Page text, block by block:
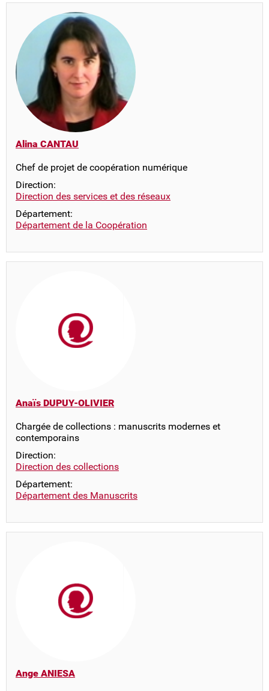
Alina CANTAU
Chef de projet de coopération numérique
Direction:
Direction des services et des réseaux
Département:
Département de la Coopération
Anaïs DUPUY-OLIVIER
Chargée de collections : manuscrits modernes et
contemporains
Direction:
Direction des collections
Département:
Département des Manuscrits
Ange ANIESA